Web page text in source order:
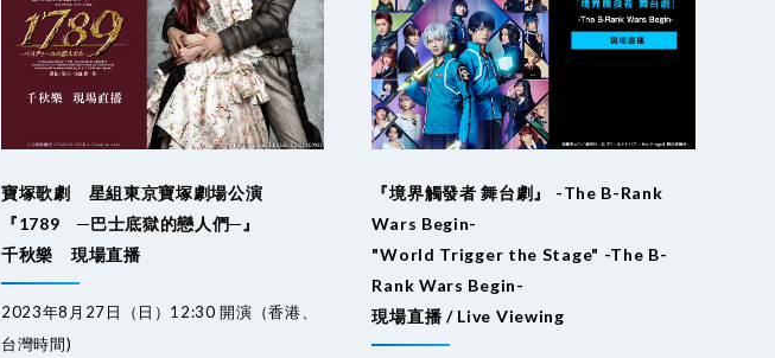
寶塚歌劇 星組東京寶塚劇場公演
『1789 ─巴士底獄的戀人們─』
千秋樂 現場直播
2023年8月27日（日）12:30 開演（香港、
台灣時間)
『境界觸發者 舞台劇』 -The B-Rank
Wars Begin-
"World Trigger the Stage" -The B-
Rank Wars Begin-
現場直播 / Live Viewing